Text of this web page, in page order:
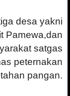
desa yakni
Pamewa,dan
satgas
peternakan
pangan.